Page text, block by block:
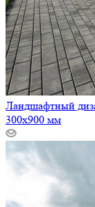
Ландшафтный
300х900 мм